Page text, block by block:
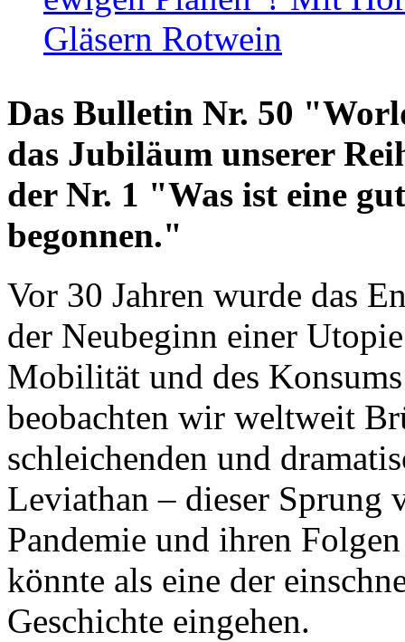
Gläsern Rotwein
Das Bulletin Nr. 50
das Jubiläum unserer
der Nr. 1 "Was ist eine
begonnen."
Vor 30 Jahren wurde das
der Neubeginn einer
Mobilität und des
beobachten wir weltweit
schleichenden und
Leviathan – dieser Sprung
Pandemie und ihren
könnte als eine der
Geschichte eingehen.